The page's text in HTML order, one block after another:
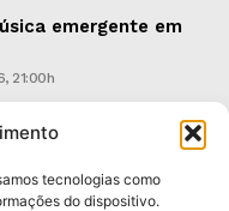
tecnologias como
do dispositivo.
emergente em
21:00h